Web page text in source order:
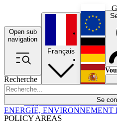
Open sub
navigation
Recherche
Se
POLICY AREAS
Français
ENERGIE, ENVIRONNEMENT